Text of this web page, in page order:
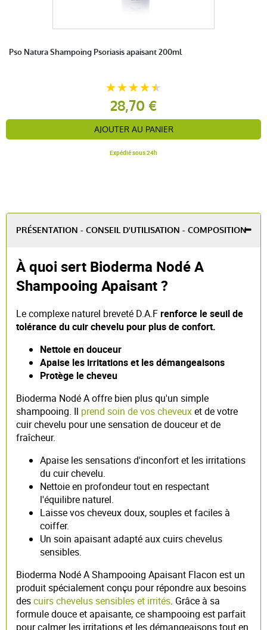
Pso Natura Shampoing Psoriasis apaisant 200ml
28,70 €
AJOUTER AU PANIER
Expédié sous 24h
PRÉSENTATION - CONSEIL D'UTILISATION - COMPOSITION
À quoi sert Bioderma Nodé A
Shampooing Apaisant ?
Le complexe naturel breveté D.A.Frenforce le seuil de
tolérance du cuir chevelu pour plus de confort.
Nettoie en douceur
Apaise les irritations et les démangeaisons
Protège le cheveu
Bioderma Nodé A offre bien plus qu'un simple
shampooing. Il prend soin de vos cheveuxet de votre
cuir chevelu pour une sensation de douceur et de
fraîcheur.
Apaise les sensations d'inconfort et les irritations
du cuir chevelu.
Nettoie en profondeur tout en respectant
l'équilibre naturel.
Laisse vos cheveux doux, souples et faciles à
coiffer.
Un soin apaisant adapté aux cuirs chevelus
sensibles.
Bioderma Nodé A Shampooing Apaisant Flacon est un
produit spécialement conçu pour répondre aux besoins
descuirs chevelus sensibles et irrités. Grâce à sa
formule douce et apaisante, ce shampooing est parfait
pour calmer les irritations et les démangeaisons tout en